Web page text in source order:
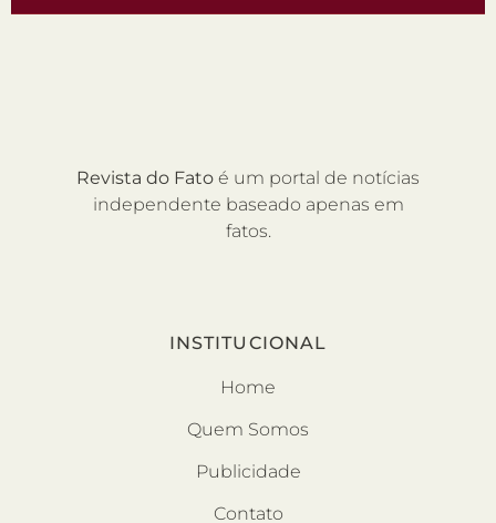
Revista do Fato é um portal de notícias
independente baseado apenas em
fatos.
INSTITUCIONAL
Home
Quem Somos
Publicidade
Contato